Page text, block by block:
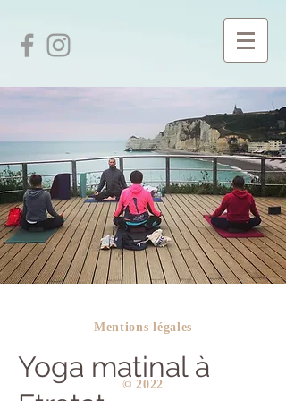
Yoga matinal à
Mentions légales
​© 2022